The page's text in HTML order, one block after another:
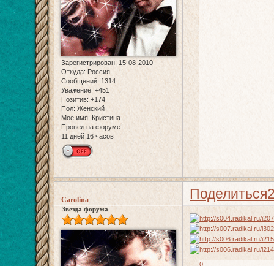
Зарегистрирован: 15-08-2010
Откуда: Россия
Сообщений: 1314
Уважение: +451
Позитив: +174
Пол: Женский
Мое имя: Кристина
Провел на форуме:
11 дней 16 часов
Поделиться
Carolina
Звезда форума
0